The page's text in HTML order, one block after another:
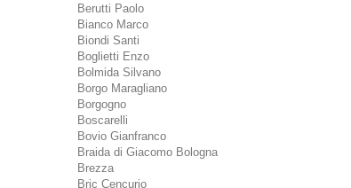
Berutti Paolo
Bianco Marco
Biondi Santi
Boglietti Enzo
Bolmida Silvano
Borgo Maragliano
Borgogno
Boscarelli
Bovio Gianfranco
Braida di Giacomo Bologna
Brezza
Bric Cencurio